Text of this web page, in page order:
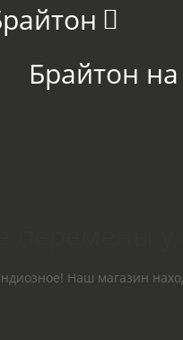
Брайтон
Наш магазин